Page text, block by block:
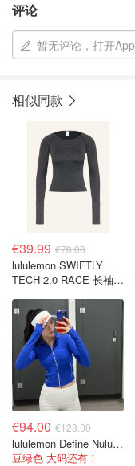
评论
暂无评论，打开
相似同款
€39.99 €78.00
lululemon SWIFTLY
TECH 2.0 RACE 长袖
€94.00 €128.00
lululemon Define Nulu 短夹克
豆绿色 大码还有！